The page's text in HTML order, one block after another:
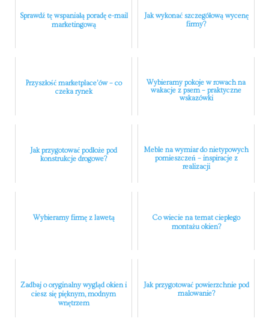
Sprawdź tę wspaniałą poradę e-mail
marketingową
Jak wykonać szczegółową wycenę
firmy?
Przyszłość marketplace’ów – co
czeka rynek
Wybieramy pokoje w rowach na
wakacje z psem – praktyczne
wskazówki
Jak przygotować podłoże pod
konstrukcje drogowe?
Meble na wymiar do nietypowych
pomieszczeń – inspiracje z
realizacji
Wybieramy firmę z lawetą
Co wiecie na temat ciepłego
montażu okien?
Zadbaj o oryginalny wygląd okien i
ciesz się pięknym, modnym
wnętrzem
Jak przygotować powierzchnie pod
malowanie?